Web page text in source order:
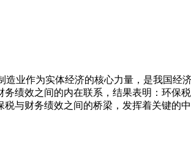
业作为实体经济的核心力量，是我国
绩效之间的内在联系，结果表明：环保
与财务绩效之间的桥梁，发挥着关键的